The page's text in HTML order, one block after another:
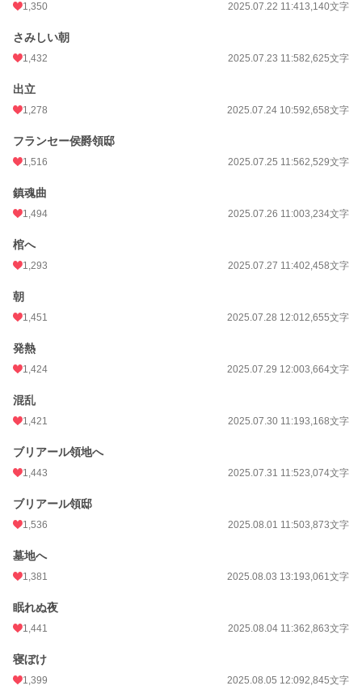
1,350 2025.07.22 11:413,140文字
さみしい朝
1,432 2025.07.23 11:582,625文字
出立
1,278 2025.07.24 10:592,658文字
フランセー侯爵領邸
1,516 2025.07.25 11:562,529文字
鎮魂曲
1,494 2025.07.26 11:003,234文字
棺へ
1,293 2025.07.27 11:402,458文字
朝
1,451 2025.07.28 12:012,655文字
発熱
1,424 2025.07.29 12:003,664文字
混乱
1,421 2025.07.30 11:193,168文字
ブリアール領地へ
1,443 2025.07.31 11:523,074文字
ブリアール領邸
1,536 2025.08.01 11:503,873文字
墓地へ
1,381 2025.08.03 13:193,061文字
眠れぬ夜
1,441 2025.08.04 11:362,863文字
寝ぼけ
1,399 2025.08.05 12:092,845文字